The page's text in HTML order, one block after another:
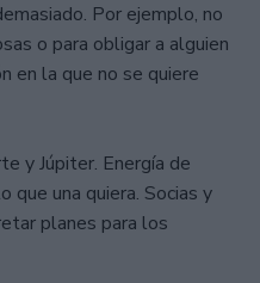
Por ejemplo, no
o para obligar a alguien
en la que no se quiere
y Júpiter. Energía de
que una quiera. Socias y
planes para los